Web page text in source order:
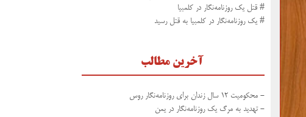
# قتل یک روزنامه‌نگار در کلمبیا
# یک روزنامه‌نگار در کلمبیا به قتل رسید
آخرین مطالب
- محکومیت ۱۲ سال زندان برای روزنامه‌نگار روس
- تهدید به مرگ یک روزنامه‌نگار در یمن